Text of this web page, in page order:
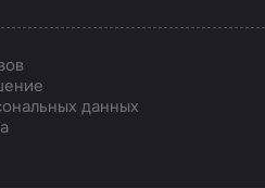
данных